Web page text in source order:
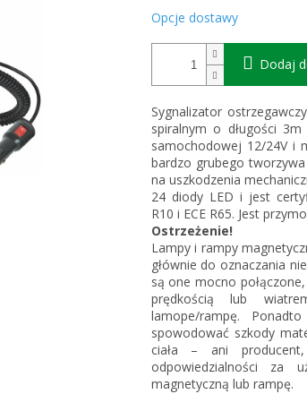
Opcje dostawy
Dodaj
Sygnalizator
spiralnym o długości
samochodowej 12/24V i
bardzo grubego
na uszkodzenia
24 diody LED i jest
R10 i ECE R65. Jest
Ostrzeżenie!
Lampy i rampy
głównie do oznaczania
są one mocno
prędkością lub
lamope/rampę.
spowodować szkody
ciała – ani
odpowiedzialności za
magnetyczną lub rampę.